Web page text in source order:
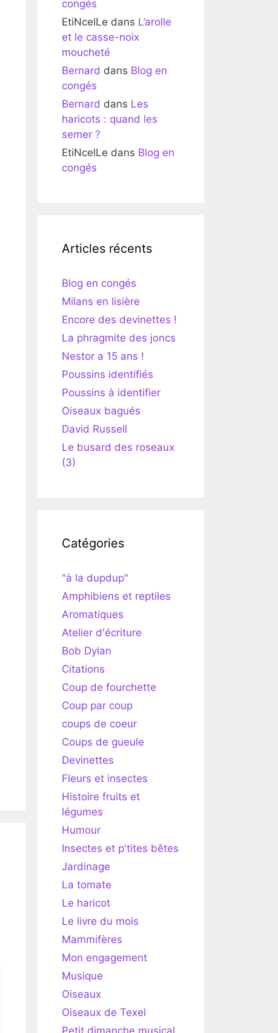
congés
EtiNcelLe dans L’arolle
et le casse-noix
moucheté
Bernard dans Blog en
congés
Bernard dans Les
haricots : quand les
semer ?
EtiNcelLe dans Blog en
congés
Articles récents
Blog en congés
Milans en lisière
Encore des devinettes !
La phragmite des joncs
Nestor a 15 ans !
Poussins identifiés
Poussins à identifier
Oiseaux bagués
David Russell
Le busard des roseaux
(3)
Catégories
"à la dupdup"
Amphibiens et reptiles
Aromatiques
Atelier d'écriture
Bob Dylan
Citations
Coup de fourchette
Coup par coup
coups de coeur
Coups de gueule
Devinettes
Fleurs et insectes
Histoire fruits et
légumes
Humour
Insectes et p'tites bêtes
Jardinage
La tomate
Le haricot
Le livre du mois
Mammifères
Mon engagement
Musique
Oiseaux
Oiseaux de Texel
Petit dimanche musical